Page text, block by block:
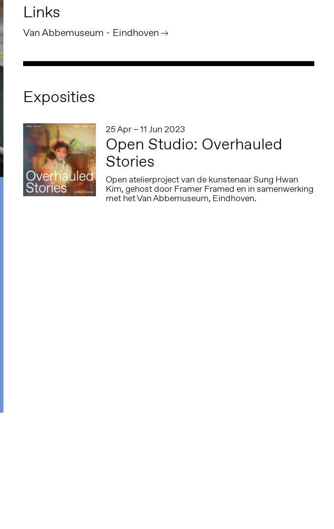
Links
Van Abbemuseum - Eindhoven
Exposities
25 Apr – 11 Jun 2023
Open Studio: Overhauled
Stories
Open atelierproject van de kunstenaar Sung Hwan
Kim, gehost door Framer Framed en in samenwerking
met het Van Abbemuseum, Eindhoven.